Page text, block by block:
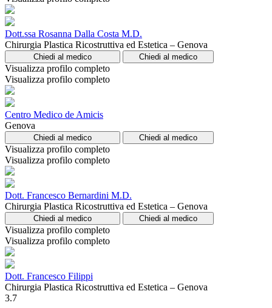
Dott.ssa Rosanna Dalla Costa M.D.
Chirurgia Plastica Ricostruttiva ed Estetica – Genova
Chiedi al medico Chiedi al medico
Visualizza profilo completo
Visualizza profilo completo
Centro Medico de Amicis
Genova
Chiedi al medico Chiedi al medico
Visualizza profilo completo
Visualizza profilo completo
Dott. Francesco Bernardini M.D.
Chirurgia Plastica Ricostruttiva ed Estetica – Genova
Chiedi al medico Chiedi al medico
Visualizza profilo completo
Visualizza profilo completo
Dott. Francesco Filippi
Chirurgia Plastica Ricostruttiva ed Estetica – Genova
3.7